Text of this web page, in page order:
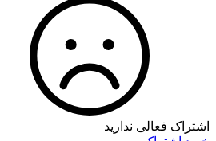
اشتراک فعالی ندارید